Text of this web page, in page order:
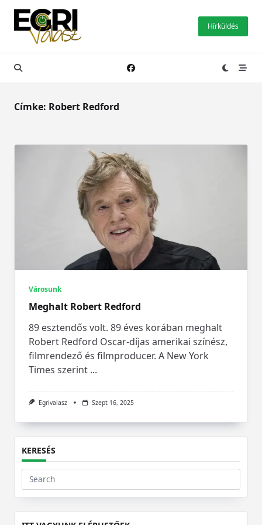
Skip
content
Hírküldés
Címke: Robert Redford
Városunk
Meghalt Robert Redford
89 esztendős volt. 89 éves korában meghalt
Robert Redford Oscar-díjas amerikai színész,
filmrendező és filmproducer. A New York
Times szerint ...
Egrivalasz Szept 16, 2025
KERESÉS
Search
for: